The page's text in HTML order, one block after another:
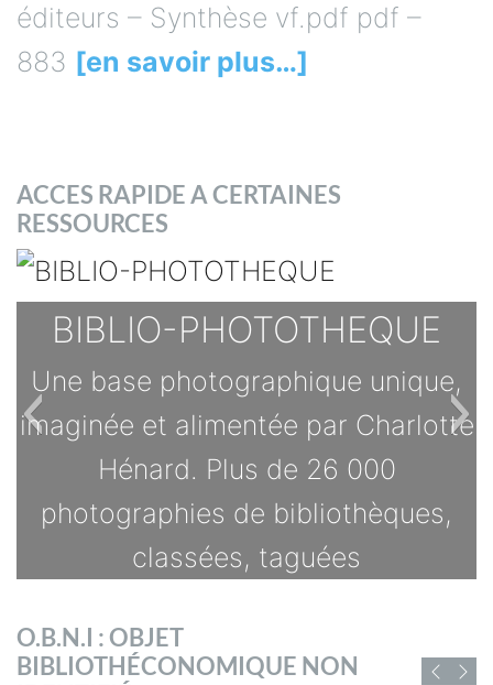
éditeurs – Synthèse vf.pdf pdf –
883 [en savoir plus…]
ACCES RAPIDE A CERTAINES
RESSOURCES
BIBLIO-PHOTOTHEQUE
Une base photographique unique,
imaginée et alimentée par Charlotte
Hénard. Plus de 26 000
photographies de bibliothèques,
classées, taguées
TOUTES LES OFFRES
O.B.N.I : OBJET
BIBLIOTHÉCONOMIQUE NON